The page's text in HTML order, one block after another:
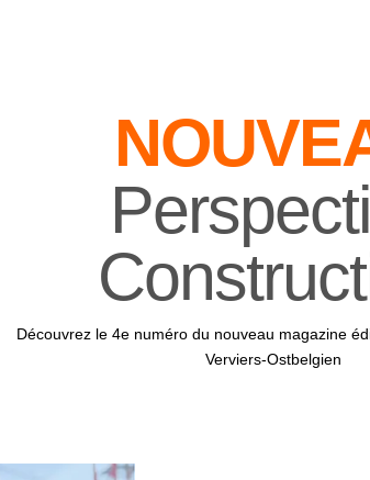
Découvrez le 4e numéro du nouveau magazine
Verviers-Ostbelgien